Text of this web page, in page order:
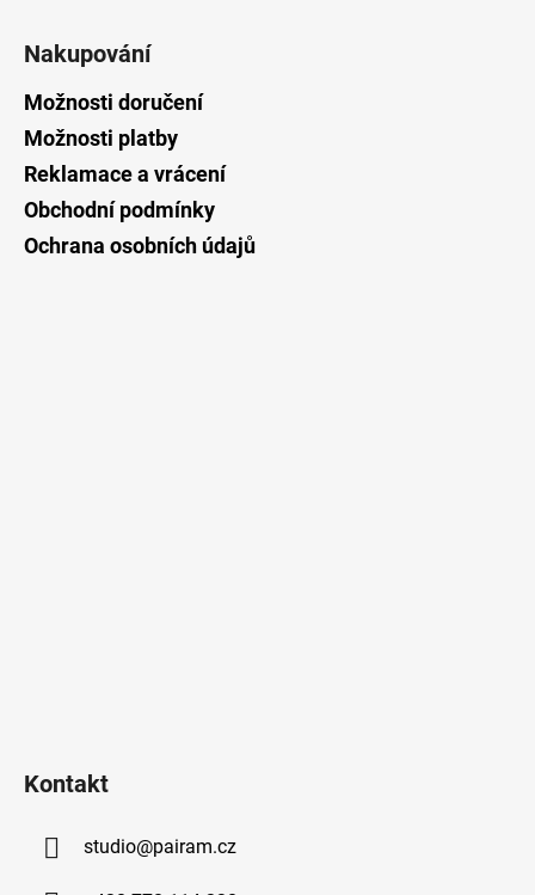
Nakupování
Možnosti doručení
Možnosti platby
Reklamace a vrácení
Obchodní podmínky
Ochrana osobních údajů
Kontakt
studio@pairam.cz